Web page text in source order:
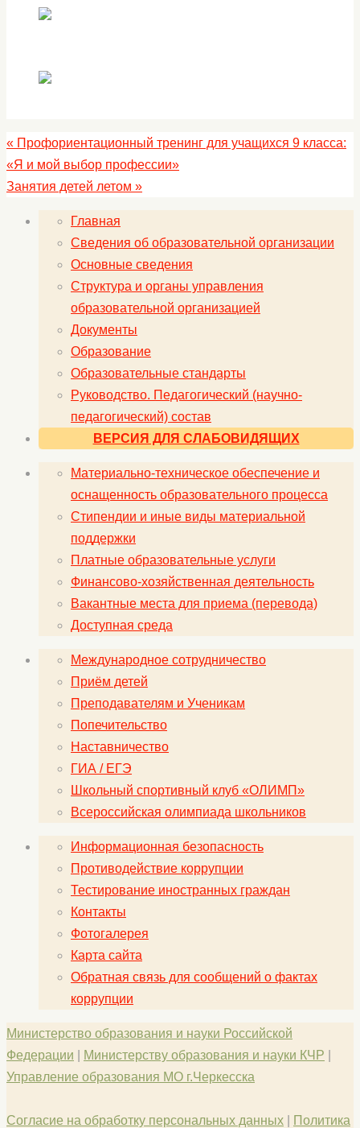
« Профориентационный тренинг для учащихся 9 класса:
«Я и мой выбор профессии»
Занятия детей летом »
Главная
Сведения об образовательной организации
Основные сведения
Структура и органы управления
образовательной организацией
Документы
Образование
Образовательные стандарты
Руководство. Педагогический (научно-
педагогический) состав
ВЕРСИЯ ДЛЯ СЛАБОВИДЯЩИХ
Материально-техническое обеспечение и
оснащенность образовательного процесса
Стипендии и иные виды материальной
поддержки
Платные образовательные услуги
Финансово-хозяйственная деятельность
Вакантные места для приема (перевода)
Доступная среда
Международное сотрудничество
Приём детей
Преподавателям и Ученикам
Попечительство
Наставничество
ГИА / ЕГЭ
Школьный спортивный клуб «ОЛИМП»
Всероссийская олимпиада школьников
Информационная безопасность
Противодействие коррупции
Тестирование иностранных граждан
Контакты
Фотогалерея
Карта сайта
Обратная связь для сообщений о фактах
коррупции
Министерство образования и науки Российской
Федерации
Министерству образования и науки КЧР
Управление образования МО г.Черкесска
Согласие на обработку персональных данных Политика